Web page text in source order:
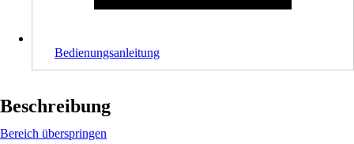
Bedienungsanleitung
Beschreibung
Bereich überspringen